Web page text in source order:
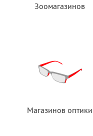
Зоомагазинов
Магазинов оптики